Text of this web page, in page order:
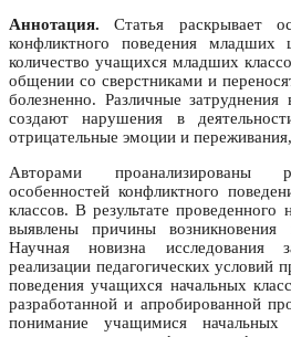
Аннотация. Статья раскрывает
конфликтного поведения младших
количество учащихся младших
общении со сверстниками и
болезненно. Различные
создают нарушения в
отрицательные эмоции и
Авторами проанализированы
особенностей конфликтного
классов. В результате
выявлены причины
Научная новизна исследования
реализации педагогических условий
поведения учащихся начальных
разработанной и апробированной
понимание учащимися начальных